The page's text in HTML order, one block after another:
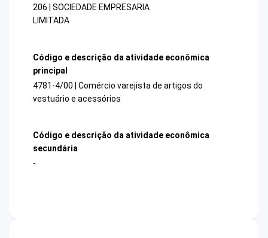
206 | SOCIEDADE EMPRESARIA
LIMITADA
Código e descrição da atividade econômica
principal
4781-4/00 | Comércio varejista de artigos do
vestuário e acessórios
Código e descrição da atividade econômica
secundária
-